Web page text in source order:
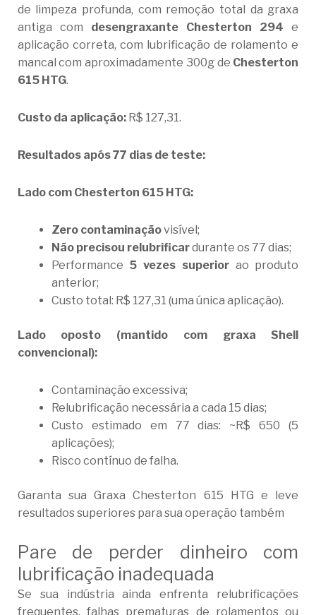
de limpeza profunda, com remoção total da graxa
antiga com desengraxante Chesterton 294 e
aplicação correta, com lubrificação de rolamento e
mancal com aproximadamente 300g de Chesterton
615 HTG.
Custo da aplicação:R$ 127,31.
Resultados após 77 dias de teste:
Lado com Chesterton 615 HTG:
Zero contaminaçãovisível;
Não precisou relubrificardurante os 77 dias;
Performance 5 vezes superiorao produto
anterior;
Custo total: R$ 127,31 (uma única aplicação).
Lado oposto (mantido com graxa Shell
convencional):
Contaminação excessiva;
Relubrificação necessária a cada 15 dias;
Custo estimado em 77 dias: ~R$ 650 (5
aplicações);
Risco contínuo de falha.
Garanta sua Graxa Chesterton 615 HTG e leve
resultados superiores para sua operação também
Pare de perder dinheiro com
lubrificação inadequada
Se sua indústria ainda enfrenta relubrificações
frequentes, falhas prematuras de rolamentos ou